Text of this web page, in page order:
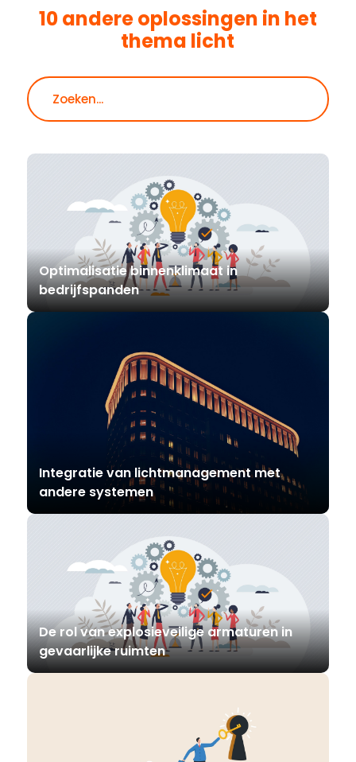
10 andere oplossingen in het
thema licht
Optimalisatie binnenklimaat in
bedrijfspanden
Integratie van lichtmanagement met
andere systemen
De rol van explosieveilige armaturen in
gevaarlijke ruimten